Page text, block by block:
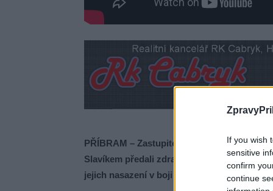
If you wish
sensitive
confirm
continue
PŘÍBRAM – Zastupitel města Marek
Slavíkem předali zdravotníkům v
jejich nasazení v boji s covidem…